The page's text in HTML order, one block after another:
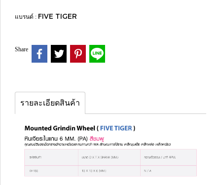
แบรนด์ : FIVE TIGER
Share
รายละเอียดสินค้า